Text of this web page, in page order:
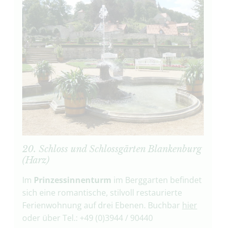
20. Schloss und Schlossgärten Blankenburg
(Harz)
Im Prinzessinnenturm im Berggarten befindet
sich eine romantische, stilvoll restaurierte
Ferienwohnung auf drei Ebenen. Buchbar hier
oder über Tel.: +49 (0)3944 / 90440